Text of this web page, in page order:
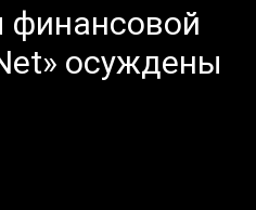
финансовой
осуждены